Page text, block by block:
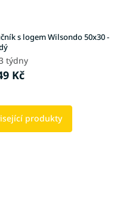
s logem Wilsondo 50x30 -
týdny
Kč
produkty